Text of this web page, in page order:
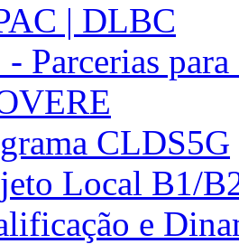
| DLBC
- Parcerias
CLDS5G
Local B1/
e